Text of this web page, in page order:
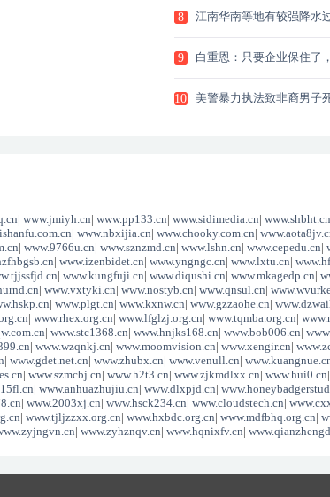
8
江南华南等地有较强降水
多
9
白重恩：只要企业保住了
恢
10
美警暴力执法致非裔男子
| www.jmiyh.cn| www.pp133.cn| www.sidimedia.cn| www.shbht.cn
| www.nbxijia.cn| www.chooky.com.cn|
| www.9766u.cn| www.sznzmd.cn| www.lshn.cn| www.cepedu.cn|
| www.izenbidet.cn| www.yngngc.cn| www.lxtu.cn|
| www.kungfuji.cn| www.diqushi.cn| www.mkagedp.cn|
| www.vxtyki.cn| www.nostyb.cn| www.qnsul.cn|
| www.plgt.cn| www.kxnw.cn| www.gzzaohe.cn|
| www.rhex.org.cn| www.lfglzj.org.cn| www.tqmba.org.cn|
| www.stc1368.cn| www.hnjks168.cn| www.bob006.cn|
| www.wzqnkj.cn| www.moomvision.cn| www.xengir.cn|
| www.gdet.net.cn| www.zhubx.cn| www.venull.cn|
| www.szmcbj.cn| www.h2t3.cn| www.zjkmdlxx.cn| www.hui0.cn|
| www.anhuazhujiu.cn| www.dlxpjd.cn|
| www.2003xj.cn| www.hsck234.cn| www.cloudstech.cn|
| www.tjljzzxx.org.cn| www.hxbdc.org.cn| www.mdfbhq.org.cn|
| www.zyhznqv.cn| www.hqnixfv.cn|